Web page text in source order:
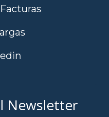
Newsletter